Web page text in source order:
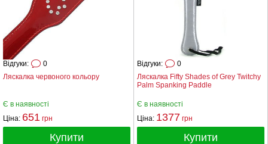
Ляскалка червоного кольору
Відгуки: 0
Є в наявності
Ціна: 651 грн
Купити
Ляскалка Fifty Shades of Grey Twitchy
Palm Spanking Paddle
Відгуки: 0
Є в наявності
Ціна: 1377 грн
Купити